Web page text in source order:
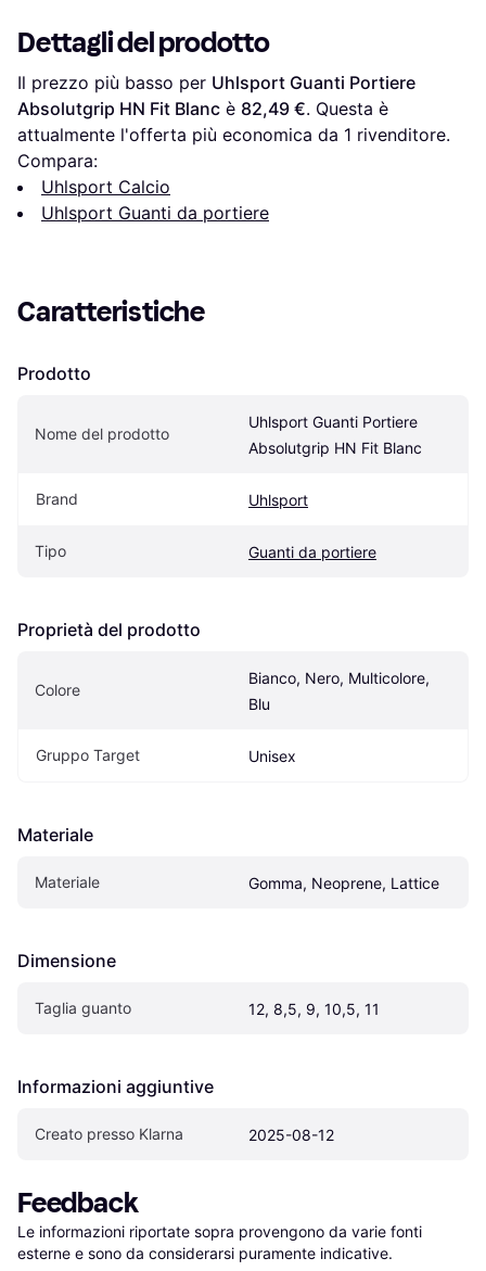
Dettagli del prodotto
Il prezzo più basso per Uhlsport Guanti Portiere
Absolutgrip HN Fit Blanc è 82,49 €. Questa è
attualmente l'offerta più economica da 1 rivenditore.
Compara:
Uhlsport Calcio
Uhlsport Guanti da portiere
Caratteristiche
Prodotto
Nome del prodotto
Uhlsport Guanti Portiere
Absolutgrip HN Fit Blanc
Brand Uhlsport
Tipo Guanti da portiere
Proprietà del prodotto
Colore
Bianco, Nero, Multicolore,
Blu
Gruppo Target Unisex
Materiale
Materiale Gomma, Neoprene, Lattice
Dimensione
Taglia guanto 12, 8,5, 9, 10,5, 11
Informazioni aggiuntive
Creato presso Klarna 2025-08-12
Feedback
Le informazioni riportate sopra provengono da varie fonti
esterne e sono da considerarsi puramente indicative.